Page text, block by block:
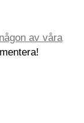
av våra